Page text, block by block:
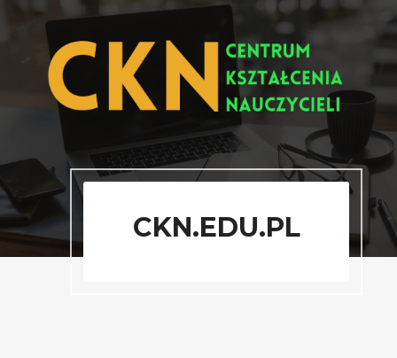
CKN.EDU.PL